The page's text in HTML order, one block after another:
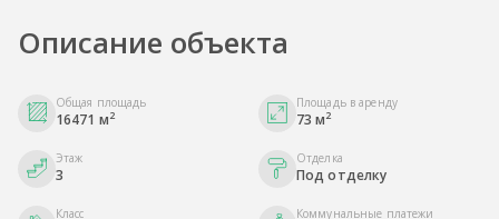
Описание объекта
Общая площадь
16471 м2
Площадь в аренду
73 м2
Этаж
3
Отделка
Под отделку
Класс Коммунальные платежи